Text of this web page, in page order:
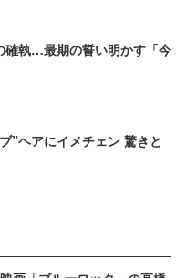
確執…最期の誓い明かす「今
”ヘアにイメチェン 驚きと